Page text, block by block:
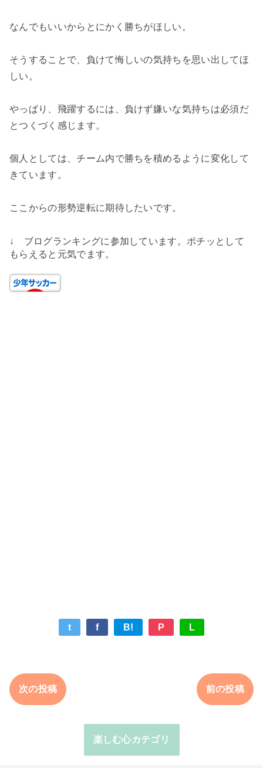
なんでもいいからとにかく勝ちがほしい。
そうすることで、負けて悔しいの気持ちを思い出してほ
しい。
やっぱり、飛躍するには、負けず嫌いな気持ちは必須だ
とつくづく感じます。
個人としては、チーム内で勝ちを積めるように変化して
きています。
ここからの形勢逆転に期待したいです。
↓ ブログランキングに参加しています。ポチッとして
もらえると元気でます。
t f B! P L
次の投稿 前の投稿
楽しむ心カテゴリ